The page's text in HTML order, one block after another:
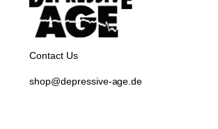
Contact Us
shop@depressive-age.de